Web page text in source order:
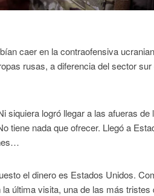
caer en la contraofensiva
rusas, a diferencia del sector
siquiera logró llegar a las afueras
tiene nada que ofrecer. Llegó a
el dinero es Estados Unidos.
última visita, una de las más